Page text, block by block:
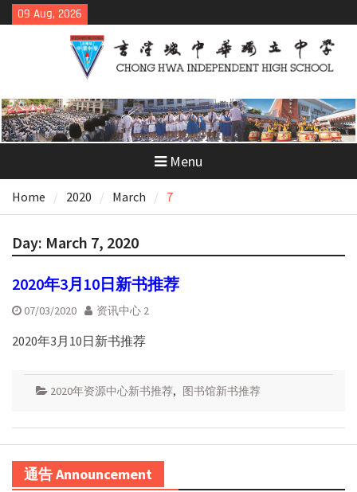
Skip
to
09 Aug, 2026
Menu
Home 2020 March 7
Day: March 7, 2020
2020年3月10日新书推荐
07/03/2020 资讯中心 2
2020年3月10日新书推荐
2020年资源中心新书推荐, 图书馆新书推荐
通告 Announcement